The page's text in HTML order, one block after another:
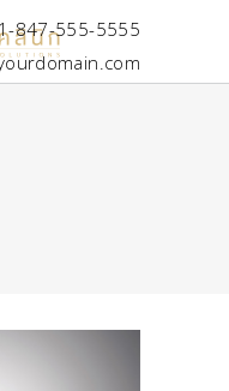
1-847-555-5555